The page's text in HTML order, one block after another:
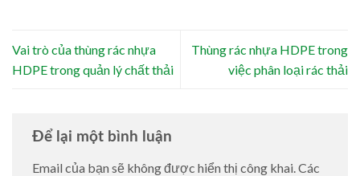
Vai trò của thùng rác nhựa
HDPE trong quản lý chất thải
Thùng rác nhựa HDPE trong
việc phân loại rác thải
Để lại một bình luận
Email của bạn sẽ không được hiển thị công khai.Các